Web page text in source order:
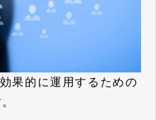
果的に運用するための